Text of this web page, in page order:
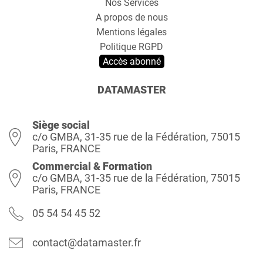
Nos Services
A propos de nous
Mentions légales
Politique RGPD
Accès abonné
DATAMASTER
Siège social
c/o GMBA, 31-35 rue de la Fédération, 75015
Paris, FRANCE
Commercial & Formation
c/o GMBA, 31-35 rue de la Fédération, 75015
Paris, FRANCE
05 54 54 45 52
contact@datamaster.fr